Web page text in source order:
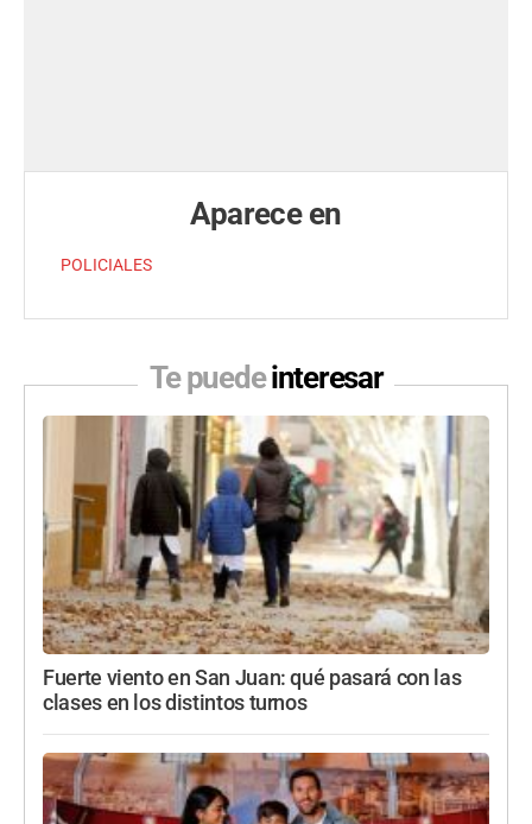
Aparece en
POLICIALES
Te puedeinteresar
Fuerte viento en San Juan: qué pasará con las
clases en los distintos turnos